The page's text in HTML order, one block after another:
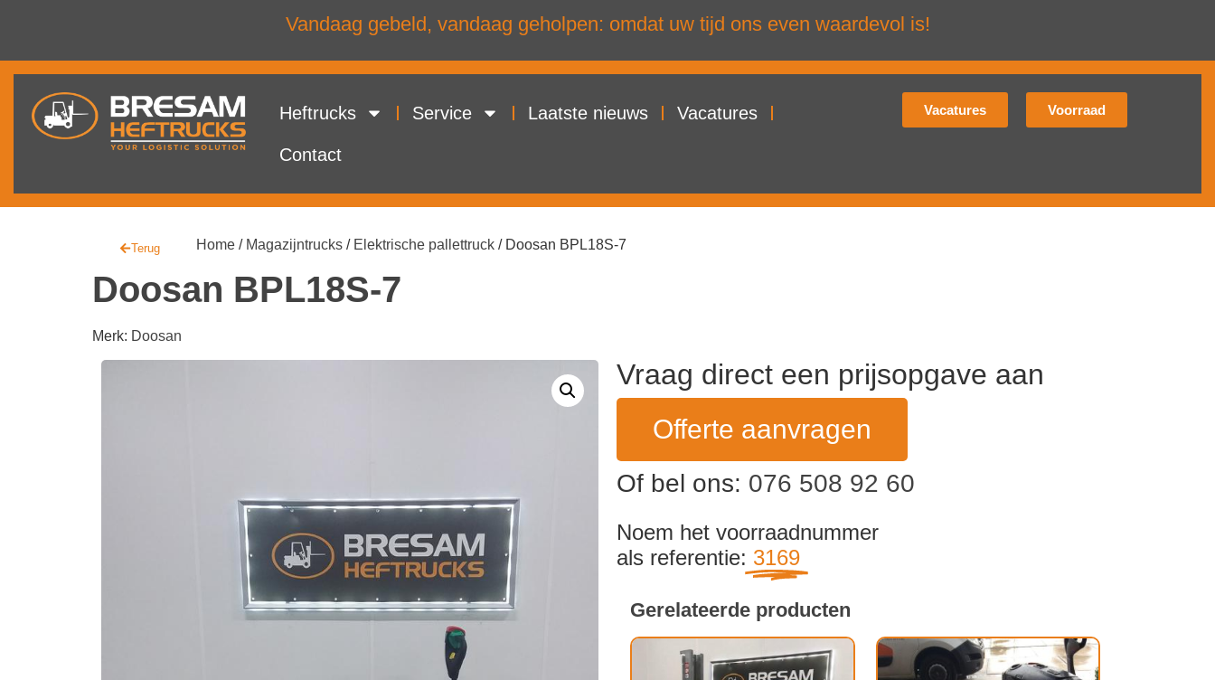
Vandaag gebeld, vandaag geholpen: omdat uw tijd ons even waardevol is!
Heftrucks Service Laatste nieuws Vacatures
Contact
Vacatures Voorraad
Terug Home / Magazijntrucks / Elektrische pallettruck / Doosan BPL18S-7
Doosan BPL18S-7
Merk: Doosan
Vraag direct een prijsopgave aan
Offerte aanvragen
Of bel ons: 076 508 92 60
Noem het voorraadnummer
als referentie: 3169
Gerelateerde producten